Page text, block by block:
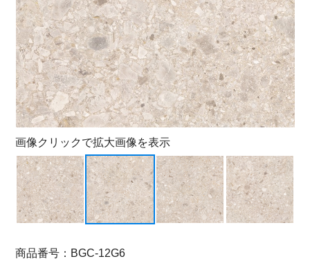
画像クリックで拡大画像を表示
商品番号：BGC-12G6